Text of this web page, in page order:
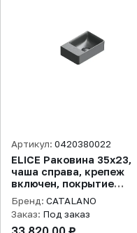
Артикул: 0420380022
ELICE Раковина 35x23,
чаша справа, крепеж
включен, покрытие
cataglaze+, черная
матовая
Бренд: CATALANO
Заказ: Под заказ